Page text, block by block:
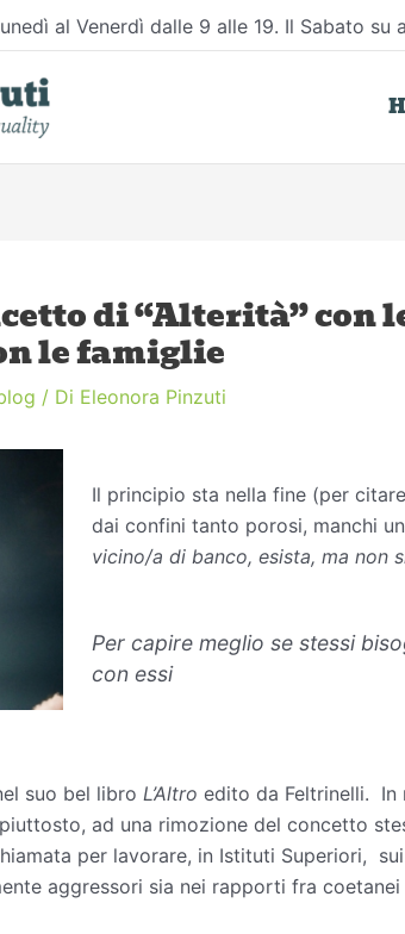
al Venerdì dalle 9 alle 19. Il Sabato su
di “Alterità” con
le famiglie
/ Di Eleonora Pinzuti
Il principio sta nella fine (per
dai confini tanto porosi, manchi
vicino/a di banco, esista, ma non
Per capire meglio se stessi
con essi
suo bel libro L’Altro edito da Feltrinelli. In
ad una rimozione del concetto
per lavorare, in Istituti Superiori,
aggressori sia nei rapporti fra